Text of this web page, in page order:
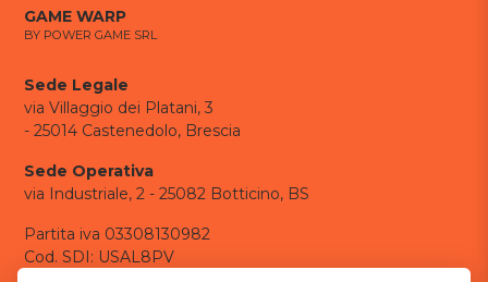
GAME WARP
BY POWER GAME SRL
Sede Legale
via Villaggio dei Platani, 3
- 25014 Castenedolo, Brescia
Sede Operativa
via Industriale, 2 - 25082 Botticino, BS
Partita iva 03308130982
Cod. SDI: USAL8PV